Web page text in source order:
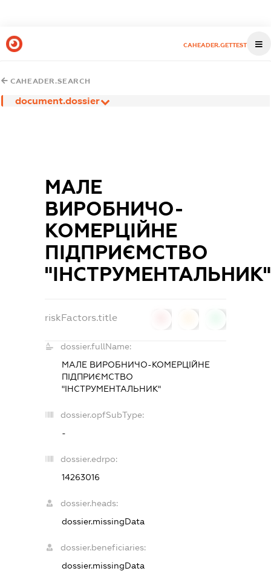
CAHEADER.GETTEST
CAHEADER.SEARCH
document.dossier
МАЛЕ
ВИРОБНИЧО-
КОМЕРЦІЙНЕ
ПІДПРИЄМСТВО
"ІНСТРУМЕНТАЛЬНИК"
riskFactors.title
dossier.fullName:
МАЛЕ ВИРОБНИЧО-КОМЕРЦІЙНЕ
ПІДПРИЄМСТВО
"ІНСТРУМЕНТАЛЬНИК"
dossier.opfSubType:
-
dossier.edrpo:
14263016
dossier.heads:
dossier.missingData
dossier.beneficiaries:
dossier.missingData